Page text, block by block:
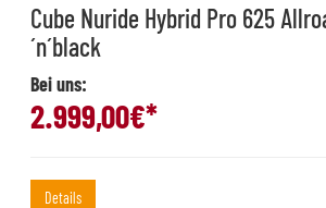
Cube Nuride Hybrid Pro 625
´n´black
Bei uns:
2.999,00€*
Details